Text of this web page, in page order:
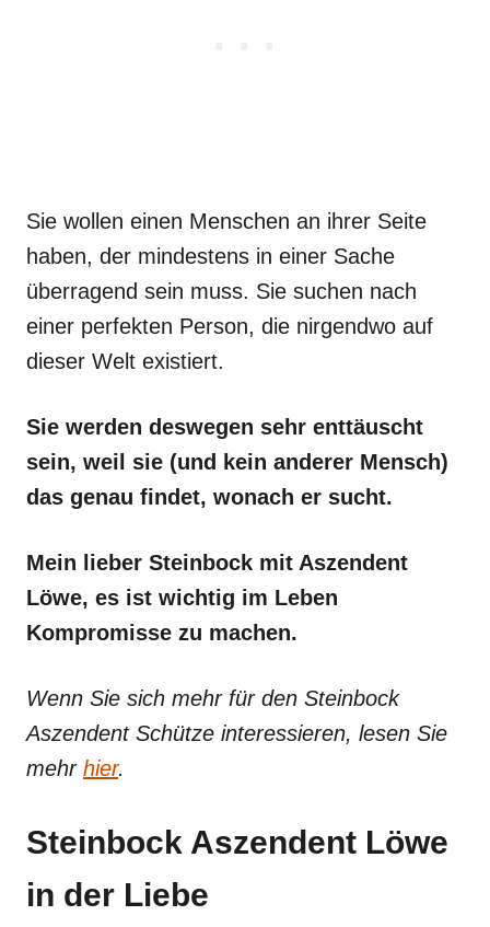
Sie wollen einen Menschen an ihrer Seite
haben, der mindestens in einer Sache
überragend sein muss. Sie suchen nach
einer perfekten Person, die nirgendwo auf
dieser Welt existiert.
Sie werden deswegen sehr enttäuscht
sein, weil sie (und kein anderer Mensch)
das genau findet, wonach er sucht.
Mein lieber Steinbock mit Aszendent
Löwe, es ist wichtig im Leben
Kompromisse zu machen.
Wenn Sie sich mehr für den Steinbock
Aszendent Schütze interessieren, lesen Sie
mehr hier.
Steinbock Aszendent Löwe
in der Liebe